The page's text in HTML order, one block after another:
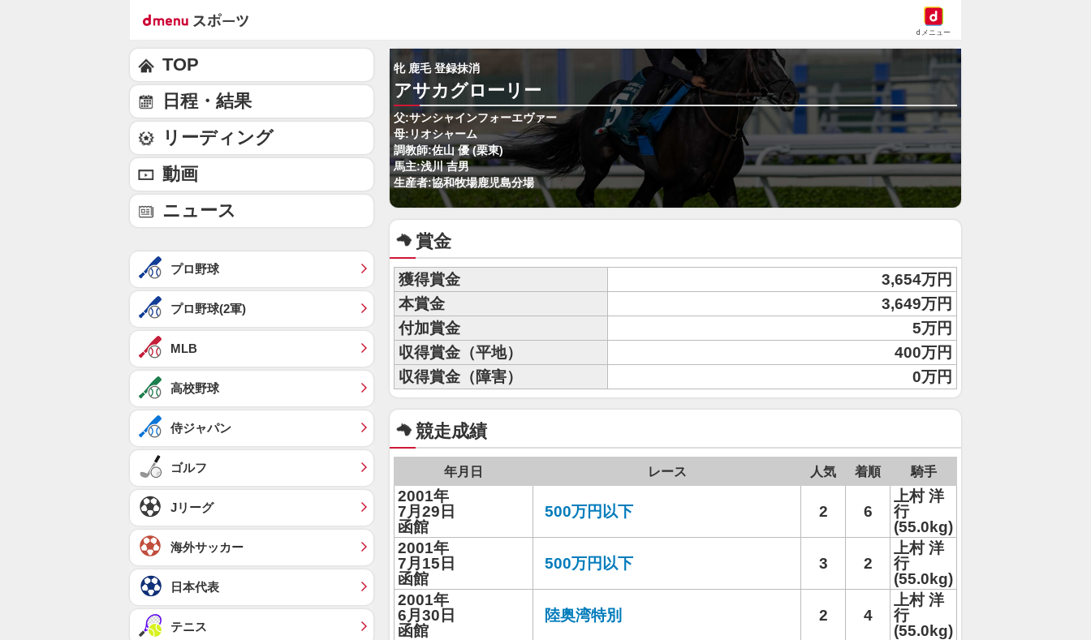
dメニュー
牝 鹿毛 登録抹消
アサカグローリー
父:サンシャインフォーエヴァー
母:リオシャーム
調教師:佐山 優 (栗東)
馬主:浅川 吉男
生産者:協和牧場鹿児島分場
賞金
獲得賞金
3,654万円
本賞金
3,649万円
付加賞金
5万円
収得賞金（平地）
400万円
収得賞金（障害）
0万円
競走成績
年月日 レース 人気 着順 騎手
2001年
7月29日
函館
500万円以下 2 6
上村 洋
行
(55.0kg)
2001年
7月15日
函館
500万円以下 3 2
上村 洋
行
(55.0kg)
2001年
6月30日
函館
陸奥湾特別 2 4
上村 洋
行
(55.0kg)
TOP
日程・結果
リーディング
動画
ニュース
プロ野球
プロ野球(2軍)
MLB
高校野球
侍ジャパン
ゴルフ
Jリーグ
海外サッカー
日本代表
テニス